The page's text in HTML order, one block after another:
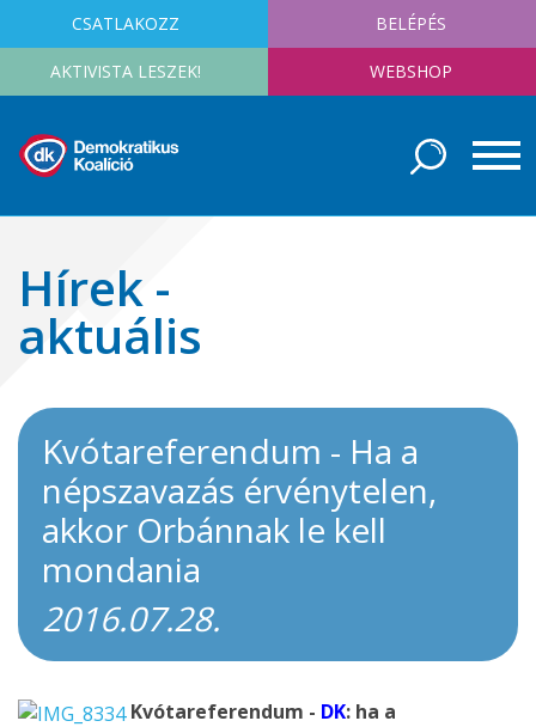
CSATLAKOZZ BELÉPÉS
AKTIVISTA LESZEK! WEBSHOP
Hírek -
aktuális
Kvótareferendum - Ha a
népszavazás érvénytelen,
akkor Orbánnak le kell
mondania
2016.07.28.
Kvótareferendum - DK: ha a